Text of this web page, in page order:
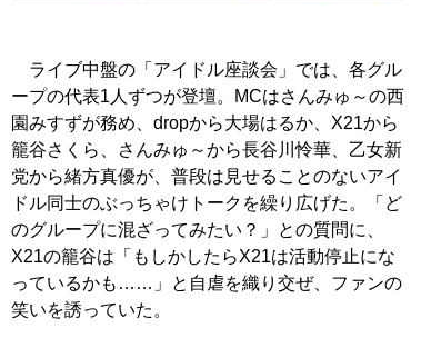
ライブ中盤の「アイドル座談会」では、各グル
ープの代表1人ずつが登壇。MCはさんみゅ～の西
園みすずが務め、dropから大場はるか、X21から
籠谷さくら、さんみゅ～から長谷川怜華、乙女新
党から緒方真優が、普段は見せることのないアイ
ドル同士のぶっちゃけトークを繰り広げた。「ど
のグループに混ざってみたい？」との質問に、
X21の籠谷は「もしかしたらX21は活動停止にな
っているかも……」と自虐を織り交ぜ、ファンの
笑いを誘っていた。